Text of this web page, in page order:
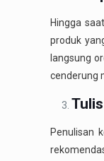
Hingga
produk
langsung
cenderung
Penulisan